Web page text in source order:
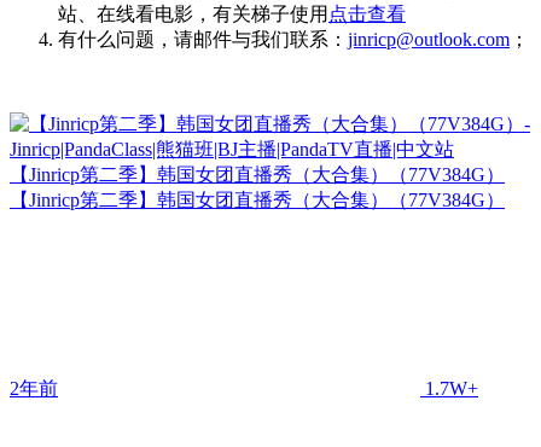
站、在线看电影，有关梯子使用 点击查看
有什么问题，请邮件与我们联系： jinricp@outlook.com ；
【Jinricp第二季】韩国女团直播秀（大合集）（77V384G）
【Jinricp第二季】韩国女团直播秀（大合集）（77V384G）
2年前 1.7W+